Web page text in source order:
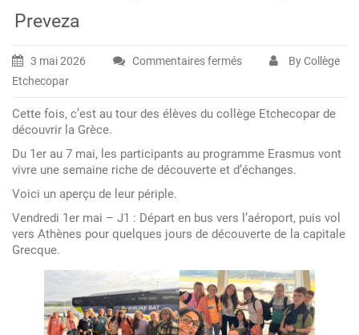
Preveza
3 mai 2026 Commentaires ferméssur
Echange
–
Preveza
By Collège
Etchecopar
Cette fois, c’est au tour des élèves du collège Etchecopar de
découvrir la Grèce.
Du 1er au 7 mai, les participants au programme Erasmus vont
vivre une semaine riche de découverte et d’échanges.
Voici un aperçu de leur périple.
Vendredi 1er mai – J1 : Départ en bus vers l’aéroport, puis vol
vers Athènes pour quelques jours de découverte de la capitale
Grecque.